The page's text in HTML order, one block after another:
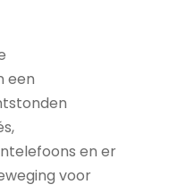
een
en er
voor